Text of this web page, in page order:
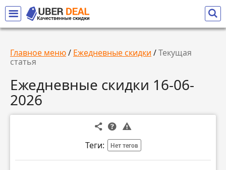
Главное меню/ Ежедневные скидки /Текущая
статья
Ежедневные скидки 16-06-
2026
Теги: Нет тегов